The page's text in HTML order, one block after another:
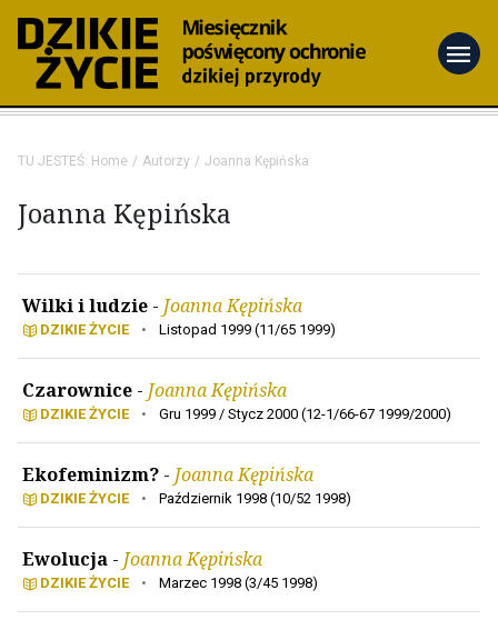
menu
TU JESTEŚ: Home Autorzy Joanna Kępińska
Joanna Kępińska
Wilki i ludzie - Joanna Kępińska
DZIKIE ŻYCIE • Listopad 1999 (11/65 1999)
Czarownice - Joanna Kępińska
DZIKIE ŻYCIE • Gru 1999 / Stycz 2000 (12-1/66-67 1999/2000)
Ekofeminizm? - Joanna Kępińska
DZIKIE ŻYCIE • Październik 1998 (10/52 1998)
Ewolucja - Joanna Kępińska
DZIKIE ŻYCIE • Marzec 1998 (3/45 1998)